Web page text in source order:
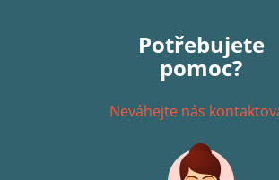
Potřebujete
pomoc?
Neváhejte nás